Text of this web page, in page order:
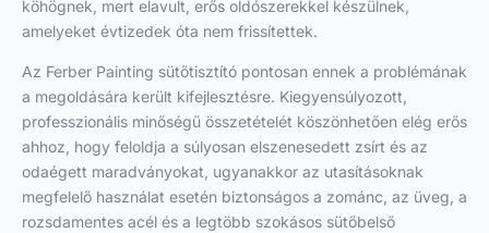
köhögnek, mert elavult, erős oldószerekkel készülnek,
amelyeket évtizedek óta nem frissítettek.
Az Ferber Painting sütőtisztító pontosan ennek a problémának
a megoldására került kifejlesztésre. Kiegyensúlyozott,
professzionális minőségű összetételét köszönhetően elég erős
ahhoz, hogy feloldja a súlyosan elszenesedett zsírt és az
odaégett maradványokat, ugyanakkor az utasításoknak
megfelelő használat esetén biztonságos a zománc, az üveg, a
rozsdamentes acél és a legtöbb szokásos sütőbelső